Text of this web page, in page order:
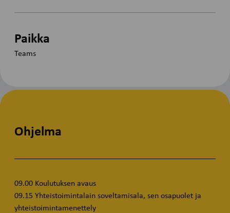
Paikka
Teams
Ohjelma
09.00 Koulutuksen avaus
09.15 Yhteistoimintalain soveltamisala, sen osapuolet ja
yhteistoimintamenettely